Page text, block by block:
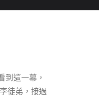
到這一幕，
徒弟，接過